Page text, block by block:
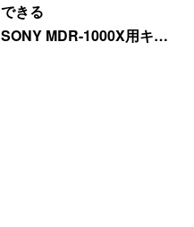
できる
SONY MDR-1000X用キャ